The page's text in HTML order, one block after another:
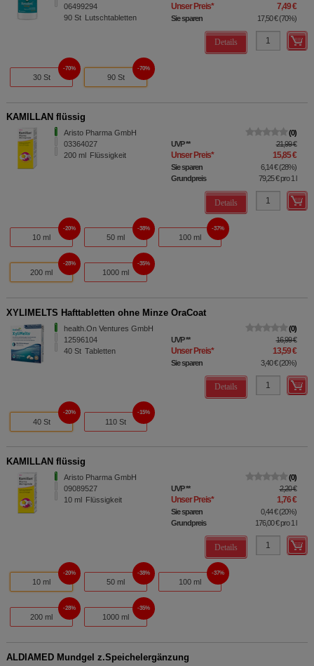
06499294
90 St Lutschtabletten
Unser Preis* 7,49 €
Sie sparen 17,50 €(70%)
Details
30 St
70%
90 St
70%
KAMILLAN flüssig
Aristo Pharma GmbH
03364027
200 ml Flüssigkeit
0
UVP** 21,99 €
Unser Preis* 15,85 €
Sie sparen 6,14 €(28%)
Grundpreis
79,25 €pro 1 l
Details
10 ml
20%
50 ml
38%
100 ml
37%
200 ml
28%
1000 ml
35%
XYLIMELTS Hafttabletten ohne Minze OraCoat
health.On Ventures GmbH
12596104
40 St Tabletten
0
UVP** 16,99 €
Unser Preis* 13,59 €
Sie sparen 3,40 €(20%)
Details
40 St
20%
110 St
15%
KAMILLAN flüssig
Aristo Pharma GmbH
09089527
10 ml Flüssigkeit
0
UVP** 2,20 €
Unser Preis* 1,76 €
Sie sparen 0,44 €(20%)
Grundpreis
176,00 €pro 1 l
Details
10 ml
20%
50 ml
38%
100 ml
37%
200 ml
28%
1000 ml
35%
ALDIAMED Mundgel z.Speichelergänzung